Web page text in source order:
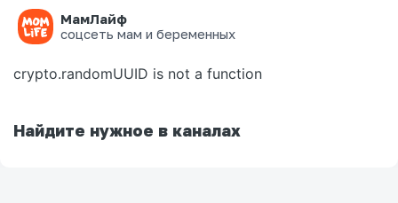
МамЛайф
соцсеть мам и беременных
Ошибка на странице
crypto.randomUUID is not a function
Найдите нужное в каналах